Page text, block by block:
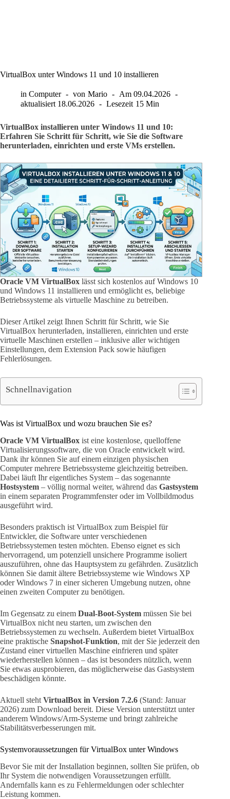
VirtualBox unter Windows 11 und 10 installieren
in Computer von Mario Am 09.04.2026
aktualisiert 18.06.2026 Lesezeit 15 Min
VirtualBox installieren unter Windows 11 und 10:
Erfahren Sie Schritt für Schritt, wie Sie die Software
herunterladen, einrichten und erste VMs erstellen.
Oracle VM VirtualBox lässt sich kostenlos auf Windows 10
und Windows 11 installieren und ermöglicht es, beliebige
Betriebssysteme als virtuelle Maschine zu betreiben.
Dieser Artikel zeigt Ihnen Schritt für Schritt, wie Sie
VirtualBox herunterladen, installieren, einrichten und erste
virtuelle Maschinen erstellen – inklusive aller wichtigen
Einstellungen, dem Extension Pack sowie häufigen
Fehlerlösungen.
Schnellnavigation
Was ist VirtualBox und wozu brauchen Sie es?
Oracle VM VirtualBox ist eine kostenlose, quelloffene
Virtualisierungssoftware, die von Oracle entwickelt wird.
Dank ihr können Sie auf einem einzigen physischen
Computer mehrere Betriebssysteme gleichzeitig betreiben.
Dabei läuft Ihr eigentliches System – das sogenannte
Hostsystem – völlig normal weiter, während das Gastsystem
in einem separaten Programmfenster oder im Vollbildmodus
ausgeführt wird.
Besonders praktisch ist VirtualBox zum Beispiel für
Entwickler, die Software unter verschiedenen
Betriebssystemen testen möchten. Ebenso eignet es sich
hervorragend, um potenziell unsichere Programme isoliert
auszuführen, ohne das Hauptsystem zu gefährden. Zusätzlich
können Sie damit ältere Betriebssysteme wie Windows XP
oder Windows 7 in einer sicheren Umgebung nutzen, ohne
einen zweiten Computer zu benötigen.
Im Gegensatz zu einem Dual-Boot-System müssen Sie bei
VirtualBox nicht neu starten, um zwischen den
Betriebssystemen zu wechseln. Außerdem bietet VirtualBox
eine praktische Snapshot-Funktion, mit der Sie jederzeit den
Zustand einer virtuellen Maschine einfrieren und später
wiederherstellen können – das ist besonders nützlich, wenn
Sie etwas ausprobieren, das möglicherweise das Gastsystem
beschädigen könnte.
Aktuell steht VirtualBox in Version 7.2.6 (Stand: Januar
2026) zum Download bereit. Diese Version unterstützt unter
anderem Windows/Arm-Systeme und bringt zahlreiche
Stabilitätsverbesserungen mit.
Systemvoraussetzungen für VirtualBox unter Windows
Bevor Sie mit der Installation beginnen, sollten Sie prüfen, ob
Ihr System die notwendigen Voraussetzungen erfüllt.
Andernfalls kann es zu Fehlermeldungen oder schlechter
Leistung kommen.